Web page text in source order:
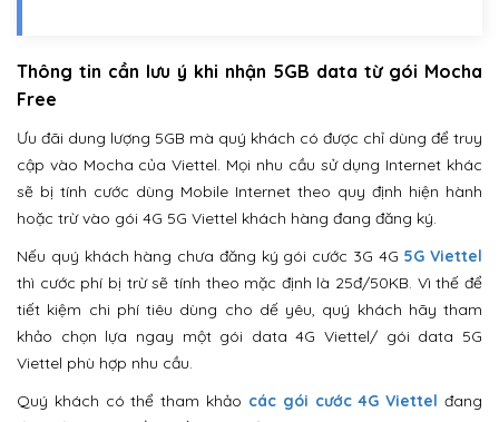
Thông tin cần lưu ý khi nhận 5GB data từ gói Mocha
Free
Ưu đãi dung lượng 5GB mà quý khách có được chỉ dùng để truy
cập vào Mocha của Viettel. Mọi nhu cầu sử dụng Internet khác
sẽ bị tính cước dùng Mobile Internet theo quy định hiện hành
hoặc trừ vào gói 4G 5G Viettel khách hàng đang đăng ký.
Nếu quý khách hàng chưa đăng ký gói cước 3G 4G 5G Viettel
thì cước phí bị trừ sẽ tính theo mặc định là 25đ/50KB. Vì thế để
tiết kiệm chi phí tiêu dùng cho dế yêu, quý khách hãy tham
khảo chọn lựa ngay một gói data 4G Viettel/ gói data 5G
Viettel phù hợp nhu cầu.
Quý khách có thể tham khảo các gói cước 4G Viettel đang